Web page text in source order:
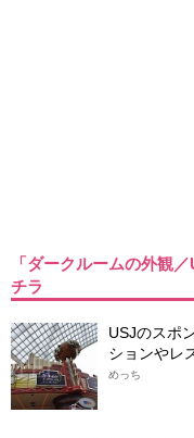
「ダークルームの外観
チラ
USJのスポ
ションやレ
めっち